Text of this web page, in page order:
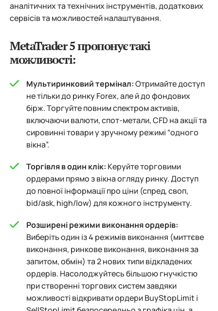
аналітичних та технічних інструментів, додаткових
сервісів та можливостей налаштування.
MetaTrader 5 пропонує такі
можливості:
Мультиринковий термінал:Отримайте доступ
не тільки до ринку Forex, але й до фондових
бірж. Торгуйте повним спектром активів,
включаючи валюти, спот-метали, CFD на акції та
сировинні товари у зручному режимі “одного
вікна”.
Торгівля в один клік: Керуйте торговими
ордерами прямо з вікна огляду ринку. Доступ
до повної інформації про ціни (спред, своп,
bid/ask, high/low) для кожного інструменту.
Розширені режими виконання ордерів:
Виберіть один із 4 режимів виконання (миттєве
виконання, ринкове виконання, виконання за
запитом, обмін) та 2 нових типи відкладених
ордерів. Насолоджуйтесь більшою гнучкістю
при створенні торгових систем завдяки
можливості відкривати ордери BuyStopLimit і